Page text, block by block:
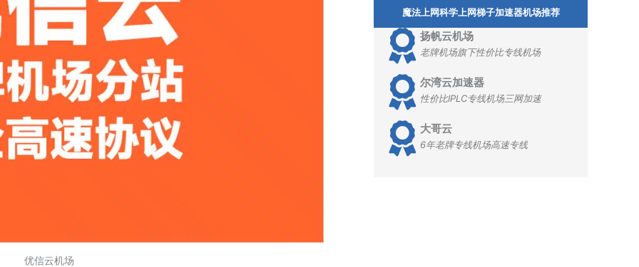
优信云机场
魔法上网科学上网梯子加速器机场推荐
扬帆云机场
老牌机场旗下性价比专线机场
尔湾云加速器
性价比IPLC专线机场三网加速
大哥云
6年老牌专线机场高速专线